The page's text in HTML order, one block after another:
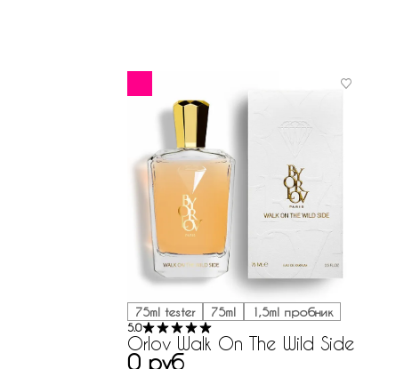
75ml tester 75ml 1,5ml пробник
5.0
Orlov Walk On The Wild Side
0 руб